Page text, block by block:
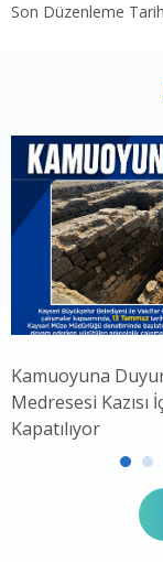
Son Düzenleme
Kamuoyuna
Medresesi Kazısı
Kapatılıyor